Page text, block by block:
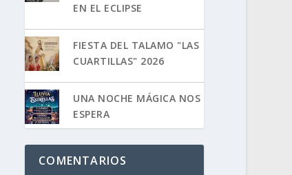
EN EL ECLIPSE
FIESTA DEL TALAMO "LAS
CUARTILLAS" 2026
UNA NOCHE MÁGICA NOS
ESPERA
COMENTARIOS